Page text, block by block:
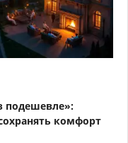
подешевле»:
комфорт